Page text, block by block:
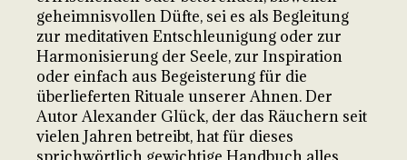
geheimnisvollen Düfte, sei es als Begleitung
zur meditativen Entschleunigung oder zur
Harmonisierung der Seele, zur Inspiration
oder einfach aus Begeisterung für die
überlieferten Rituale unserer Ahnen. Der
Autor Alexander Glück, der das Räuchern seit
vielen Jahren betreibt, hat für dieses